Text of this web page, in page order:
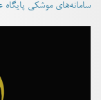
سامانه‌های موشکی